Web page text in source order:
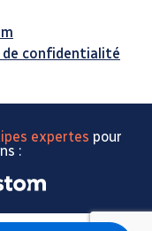
confidentialité
expertes pour
: